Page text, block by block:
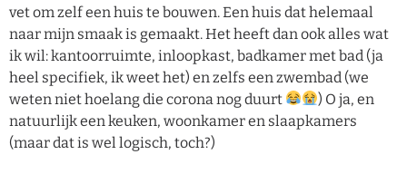
vet om zelf een huis te bouwen. Een huis dat helemaal
naar mijn smaak is gemaakt. Het heeft dan ook alles wat
ik wil: kantoorruimte, inloopkast, badkamer met bad (ja
heel specifiek, ik weet het) en zelfs een zwembad (we
weten niet hoelang die corona nog duurt
) O ja, en
natuurlijk een keuken, woonkamer en slaapkamers
(maar dat is wel logisch, toch?)